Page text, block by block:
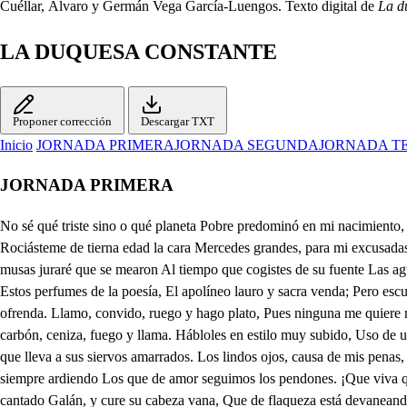
Cuéllar, Álvaro y Germán Vega García-Luengos. Texto digital de La
LA DUQUESA CONSTANTE
Proponer corrección Descargar TXT
Inicio JORNADA PRIMERAJORNADA SEGUNDAJORNADA
JORNADA PRIMERA
No sé qué triste sino o qué planeta Pobre predominó en mi nacimiento, Cuya influencia me forjó poeta. Algo mejor tomara el pensamiento, Señor Apolo, y bien os perdonara Este regalo y entretenimiento. Rociásteme de tierna edad la cara Mercedes grandes, para mi excusadas De aquella fuente cabalina clara. Gentiles babas para otras quijadas; Desde que en ellas se desayunaron, Ando yo con las mías trasijadas. Las musas juraré que se mearon Al tiempo que cogistes de su fuente Las aguas, que aun de sed no me mataron. De mi vi huir y vi mofar la gente; Por donde juzgo yo que les hedía A pobre, necio, loco, impertinente, Estos perfumes de la poesía, El apolíneo lauro y sacra venda; Pero escuchad la dulce victoria mía. Comienzo a desplegar y abrir mi tienda, Y cual merchante nuevo a hacer barato, Y va a las damas mi primera ofrenda. Llamo, convido, ruego y hago plato, Pues ninguna me quiere ni me llama, Y de sus gracias y beldades trato. Miento bien largo en su valor y fama; Digo, y con gran verdad, que estoy perdido, Hecho carbón, ceniza, fuego y llama. Hábloles en estilo muy subido, Uso de unos conceptos remontados, Tales, que aun yo jamás los he entendido. De esos cabellos de oro sortijados Forjó, señoras, el amor cadenas, Con que lleva a sus siervos amarrados. Los lindos ojos, causa de mis penas, Tiran rayos, que abrasan corazones, Haciendo helar la sangre de las venas. Hielo nos vuelven vuestras sinrazones, Y aunque helados, estamos siempre ardiendo Los que de amor seguimos los pendones. ¡Que viva quien con tino está muriendo, Y que se hiele quien se está abrasando! O es tormento infernal, o no lo entiendo. «No quiera porfiar tan mal cantado Galán, y cure su cabeza vana, Que de flaqueza está devaneando,» Me dijo una señora cortesana, Que se preciaba mucho de discreta, Y en ser por tal tenida estaba ufana. «¿Qué tan poco mi musa se respeta? Le dije yo; pues bien sé cuándo estaba, Señora, embebecida en un poeta; Sus romances y coplas le alababa. —; Oh- qué gentil concepto! — le decía. —¡Qué bueno y qué excelente!— replicaba. —Era el señor Fulano, y venía Con un par de capones el criado. ¿Paréscele si es buena la poesía? Venga su musa con tan buen recado, Aunque escupa otras tantas necedades, Diré que está excelente en sumo grado.» Dijo; y con todas mis habilitadas, Me envió para mano de mortero, A que probase nuevas voluntades. Yo me encamino luego a un caballero, Gentil hombre, galán y cortesano, Discreto y bien sobrado de dinero. Preséntole mis versos, pero en vano, Parte no entiende, parte son posados; «Y para coplas, las de don Fulano.» Voyme de allí a dolores y a letrados; Menos ganancia; hay muchos del oficio, De sus borrones muy enamorados. Los mercaderes oficiales, vicio Llaman a este deporte regalado, De holgazanes y vanos ejercicios. Pues sobre coplas no hallaréis fiado El vino, el pan, la carne ni el vestido, Mucho menos dinero de contado. Tras esto, ¿qué rincón jamás ha habido Sin tizne de los humos de poesía? Todos los bodegones ha corrido. Quien la trata con menos cortesía Son algunos señores estudiantes; Estos abaten la mercaduría. Bisoños, mas osados y arrogantes, Semejantes en fuerzas a pigmeos, En orgullo y bravezas, a gigantes. Todo lo contaminan sus deseos, Hasta las damas usurpar pretenden, Y para servidores son muy feos. Barato su trovar los tales venden; Aunque no sé quién dice que es dislate De los que de la feria el